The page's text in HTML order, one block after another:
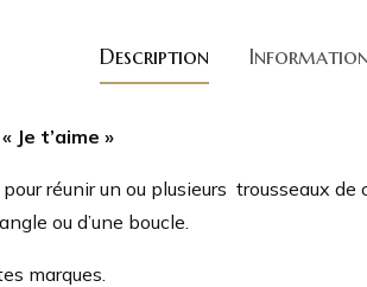
Description
Je t’aime »
réunir un ou plusieurs trousseaux
ou d’une boucle.
marques.